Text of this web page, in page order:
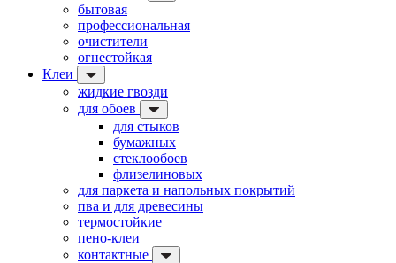
бытовая
профессиональная
очистители
огнестойкая
Клеи
жидкие гвозди
для обоев
для стыков
бумажных
стеклообоев
флизелиновых
для паркета и напольных покрытий
пва и для древесины
термостойкие
пено-клеи
контактные